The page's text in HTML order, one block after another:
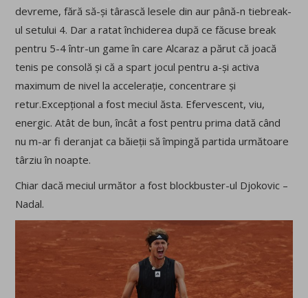
devreme, fără să-și târască lesele din aur până-n tiebreak-
ul setului 4. Dar a ratat închiderea după ce făcuse break
pentru 5-4 într-un game în care Alcaraz a părut că joacă
tenis pe consolă și că a spart jocul pentru a-și activa
maximum de nivel la accelerație, concentrare și
retur.Excepțional a fost meciul ăsta. Efervescent, viu,
energic. Atât de bun, încât a fost pentru prima dată când
nu m-ar fi deranjat ca băieții să împingă partida următoare
târziu în noapte.
Chiar dacă meciul următor a fost blockbuster-ul Djokovic –
Nadal.